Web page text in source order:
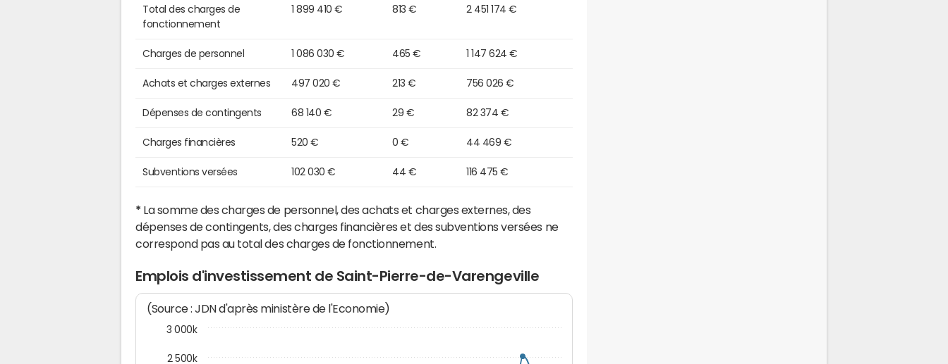
Total des charges de
fonctionnement
1 899 410 € 813 € 2 451 174 €
Charges de personnel 1 086 030 € 465 € 1 147 624 €
Achats et charges externes 497 020 € 213 € 756 026 €
Dépenses de contingents 68 140 € 29 € 82 374 €
Charges financières 520 € 0 € 44 469 €
Subventions versées 102 030 € 44 € 116 475 €
* La somme des charges de personnel, des achats et charges externes, des
dépenses de contingents, des charges financières et des subventions versées ne
correspond pas au total des charges de fonctionnement.
Emplois d'investissement de Saint-Pierre-de-Varengeville
(Source : JDN d'après ministère de l'Economie)
2 500k
3 000k